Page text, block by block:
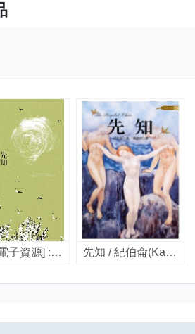
先知 [電子資源] : 中英文經典收藏 / 卡里.紀伯侖(Kahlil Gibran)著 ; 謝靜雯譯 先知 / 紀伯侖(Kahlil Gibran)著 ; 黃朝譯